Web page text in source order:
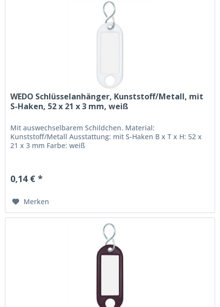
WEDO Schlüsselanhänger, Kunststoff/Metall, mit
S-Haken, 52 x 21 x 3 mm, weiß
Mit auswechselbarem Schildchen. Material:
Kunststoff/Metall Ausstattung: mit S-Haken B x T x H: 52 x
21 x 3 mm Farbe: weiß
0,14 € *
Merken